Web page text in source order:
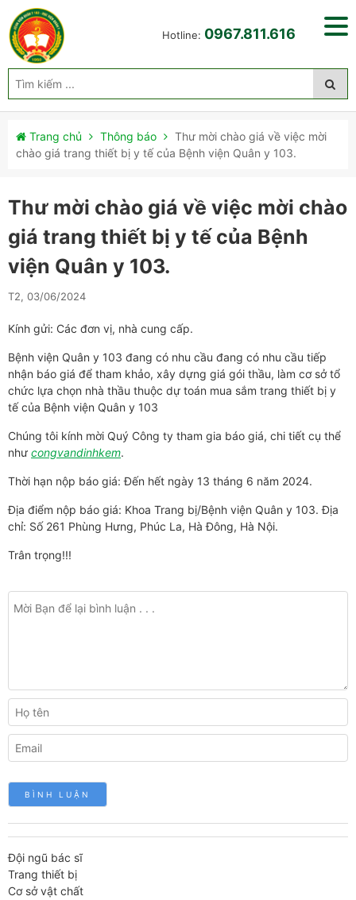
Hotline: 0967.811.616
Trang chủ Thông báo
Thư mời chào giá về việc mời
chào giá trang thiết bị y tế của Bệnh viện Quân y 103.
Thư mời chào giá về việc mời chào
giá trang thiết bị y tế của Bệnh
viện Quân y 103.
T2, 03/06/2024
Kính gửi: Các đơn vị, nhà cung cấp.
Bệnh viện Quân y 103 đang có nhu cầu đang có nhu cầu tiếp
nhận báo giá để tham khảo, xây dựng giá gói thầu, làm cơ sở tổ
chức lựa chọn nhà thầu thuộc dự toán mua sắm trang thiết bị y
tế của Bệnh viện Quân y 103
Chúng tôi kính mời Quý Công ty tham gia báo giá, chi tiết cụ thể
như congvandinhkem.
Thời hạn nộp báo giá: Đến hết ngày 13 tháng 6 năm 2024.
Địa điểm nộp báo giá: Khoa Trang bị/Bệnh viện Quân y 103. Địa
chỉ: Số 261 Phùng Hưng, Phúc La, Hà Đông, Hà Nội.
Trân trọng!!!
Đội ngũ bác sĩ
Trang thiết bị
Cơ sở vật chất